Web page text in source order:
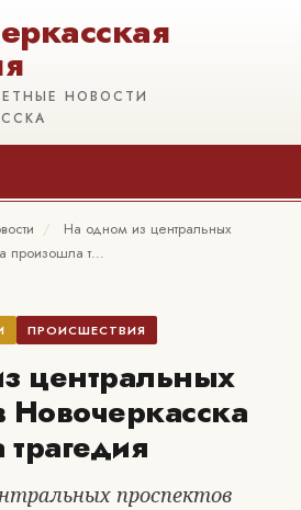
НОВОСТИ
/
На одном из центральных
произошла т…
ПРОИСШЕСТВИЯ
центральных
Новочеркасска
проспектов